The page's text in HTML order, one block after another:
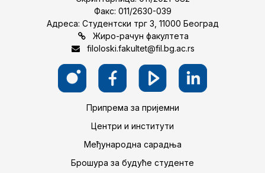
Факс: 011/2630-039
Адреса: Студентски трг 3, 11000 Београд
Жиро-рачун факултета
filoloski.fakultet@fil.bg.ac.rs
Припрема за пријемни
Центри и институти
Међународна сарадња
Брошура за будуће студенте